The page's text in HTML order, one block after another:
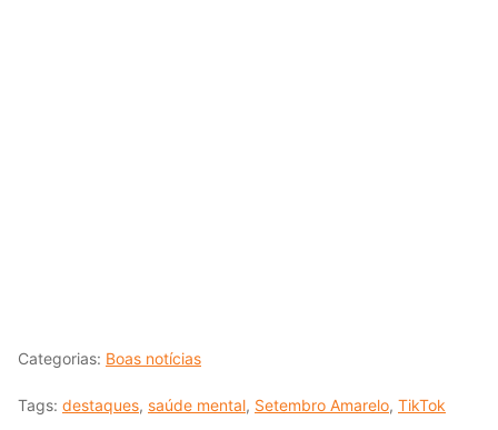
Categorias: Boas notícias
Tags: destaques, saúde mental, Setembro Amarelo, TikTok